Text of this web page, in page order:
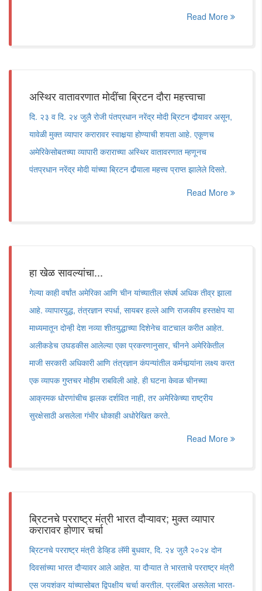
Read More
अस्थिर वातावरणात मोदींचा ब्रिटन दौरा महत्त्वाचा
दि. २३ व दि. २४ जुलै रोजी पंतप्रधान नरेंद्र मोदी ब्रिटन दौर्‍यावर असून,
यावेळी मुक्त व्यापार करारावर स्वाक्षर्‍या होण्याची शयता आहे. एकूणच
अमेरिकेसोबतच्या व्यापारी कराराच्या अस्थिर वातावरणात म्हणूनच
पंतप्रधान नरेंद्र मोदी यांच्या ब्रिटन दौर्‍याला महत्त्व प्राप्त झालेले दिसते.
Read More
हा खेळ सावल्यांचा...
गेल्या काही वर्षांत अमेरिका आणि चीन यांच्यातील संघर्ष अधिक तीव्र झाला
आहे. व्यापारयुद्ध, तंत्रज्ञान स्पर्धा, सायबर हल्ले आणि राजकीय हस्तक्षेप या
माध्यमातून दोन्ही देश नव्या शीतयुद्धाच्या दिशेनेच वाटचाल करीत आहेत.
अलीकडेच उघडकीस आलेल्या एका प्रकरणानुसार, चीनने अमेरिकेतील
माजी सरकारी अधिकारी आणि तंत्रज्ञान कंपन्यांतील कर्मचार्‍यांना लक्ष्य करत
एक व्यापक गुप्तचर मोहीम राबविली आहे. ही घटना केवळ चीनच्या
आक्रमक धोरणांचीच झलक दर्शवित नाही, तर अमेरिकेच्या राष्ट्रीय
सुरक्षेसाठी असलेला गंभीर धोकाही अधोरेखित करते.
Read More
ब्रिटनचे परराष्ट्र मंत्री भारत दौऱ्यावर; मुक्त व्यापार
करारावर होणार चर्चा
ब्रिटनचे परराष्ट्र मंत्री डेव्हिड लॅमी बुधवार, दि. २४ जुलै २०२४ दोन
दिवसांच्या भारत दौऱ्यावर आले आहेत. या दौऱ्यात ते भारताचे परराष्ट्र मंत्री
एस जयशंकर यांच्यासोबत द्विपक्षीय चर्चा करतील. प्रलंबित असलेला भारत-